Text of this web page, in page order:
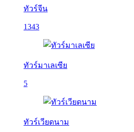
ทัวร์จีน
1343
ทัวร์มาเลเซีย
5
ทัวร์เวียดนาม